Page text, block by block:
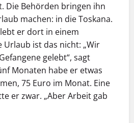
Die Behörden bringen ihn
machen: in die Toskana.
lebt er dort in einem
Urlaub ist das nicht: „Wir
gelebt“, sagt
Monaten habe er etwas
75 Euro im Monat. Eine
er zwar. „Aber Arbeit gab